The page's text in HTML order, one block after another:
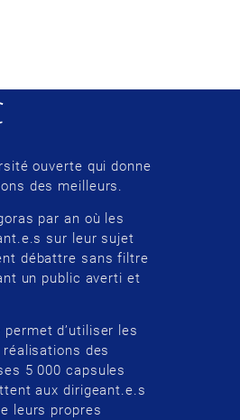
ouverte qui donne
des meilleurs.
par an où les
sur leur sujet
débattre sans filtre
un public averti et
d’utiliser les
des
5 000 capsules
aux dirigeant.e.s
leurs propres